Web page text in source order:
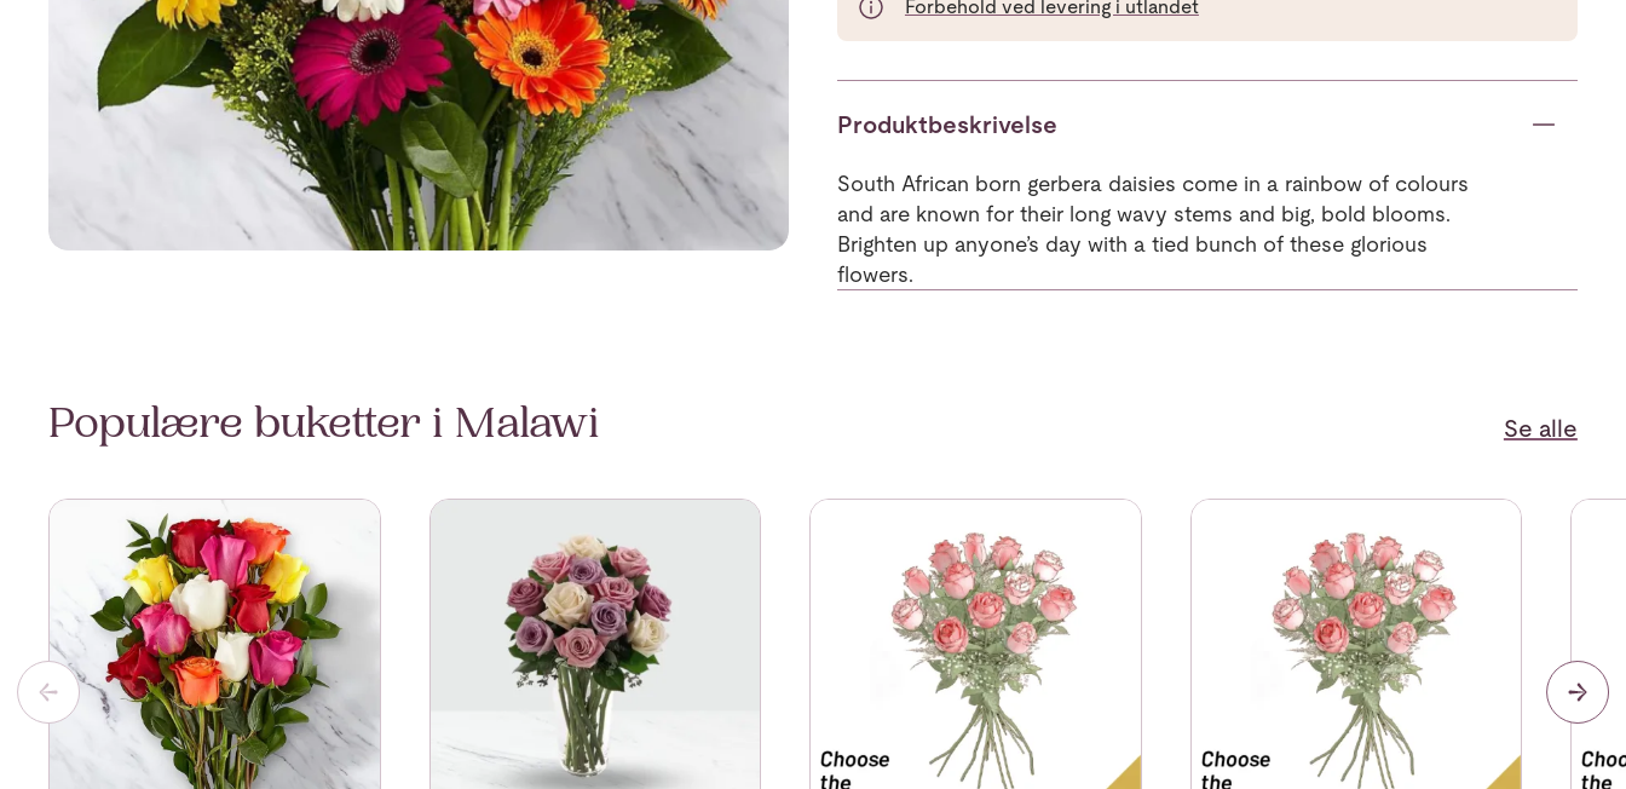
Forbehold ved levering i utlandet
Produktbeskrivelse
South African born gerbera daisies come in a rainbow of colours
and are known for their long wavy stems and big, bold blooms.
Brighten up anyone’s day with a tied bunch of these glorious
flowers.
Populære buketter i Malawi Se alle
Se mer om 12 Mixed Roses Bunch Se mer om 12 Pink and Purple roses in a vaseSe mer om 12 roses long stemmed Se mer om 12 roses medium stemmed Se